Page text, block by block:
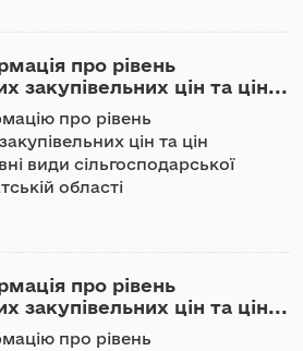
про рівень
закупівельних цін та цін...
про рівень
цін та цін
види сільгосподарської
області
про рівень
закупівельних цін та цін...
про рівень